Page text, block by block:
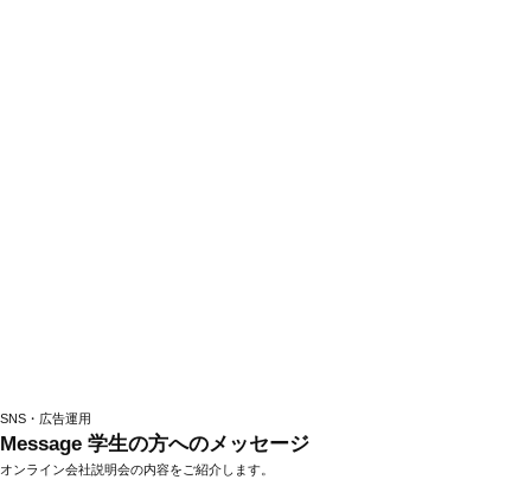
SNS・広告運用
Message 学生の方へのメッセージ
オンライン会社説明会の内容をご紹介します。